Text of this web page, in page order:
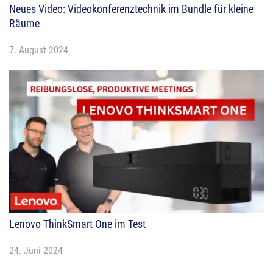
Neues Video: Videokonferenztechnik im Bundle für kleine
Räume
7. August 2024
Lenovo ThinkSmart One im Test
24. Juni 2024